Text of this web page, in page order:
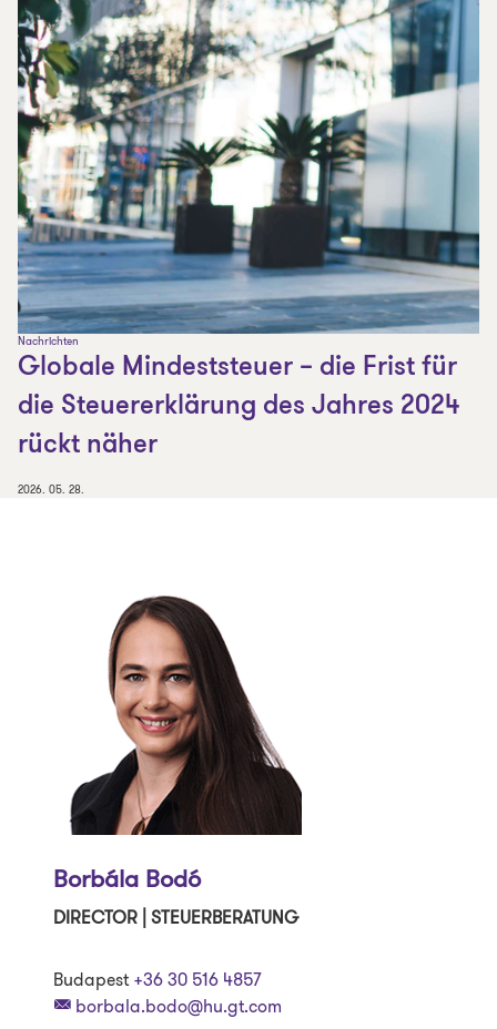
Nachrichten
Globale Mindeststeuer – die Frist für
die Steuererklärung des Jahres 2024
rückt näher
2026. 05. 28.
Borbála Bodó
DIRECTOR | STEUERBERATUNG
Budapest +36 30 516 4857
borbala.bodo@hu.gt.com